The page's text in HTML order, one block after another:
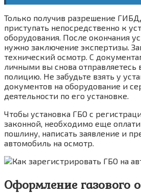
Только получив разрешение
приступать непосредственно к
оборудования. После окончания
нужно заключение экспертизы.
технический осмотр. С
личными вы снова
полицию. Не забудьте взять у
документов на оборудование и
деятельности по его установке.
Чтобы установка ГБО с
законной, необходимо еще
пошлину, написать заявление и
автомобиль на осмотр.
Оформление газового